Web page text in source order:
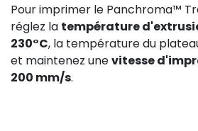
Pour imprimer le Panchroma™
réglez la température
230°C, la température du
et maintenez unevitesse
200 mm/s.